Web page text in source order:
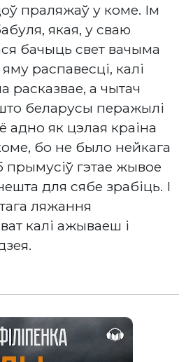
праляжаў у коме. Ім
якая, у сваю
бачыць свет вачыма
распавесці, калі
расказвае, а чытач
беларусы перажылі
адно як цэлая краіна
бо не было нейкага
прымусіў гэтае жывое
для сябе зрабіць. І
ляжання
калі ажываеш і